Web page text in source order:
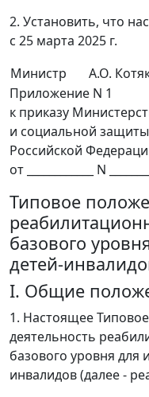
2. Установить, что
с 25 марта 2025 г.
Министр
А.О.
Приложение N 1
к приказу
и социальной защиты
Российской
от ____________ N
Типовое
базового
детей-
I. Общие
1. Настоящее
деятельность
базового уровня для
инвалидов (далее -